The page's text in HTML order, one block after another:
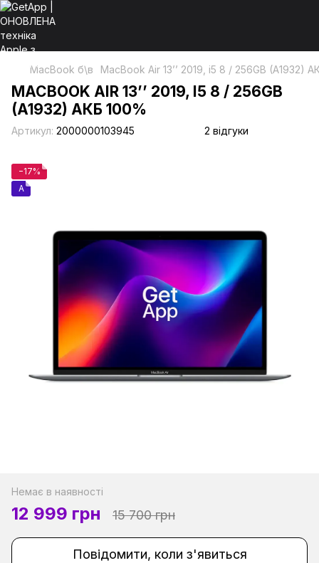
MacBook б\в MacBook Air 13’’ 2019, i5 8 / 256GB (A1932)
MACBOOK AIR 13’’ 2019, I5 8 / 256GB
(A1932) АКБ 100%
Артикул: 2000000103945 2 відгуки
−17%
A
Немає в наявності
12 999 грн 15 700 грн
Повідомити, коли з'явиться